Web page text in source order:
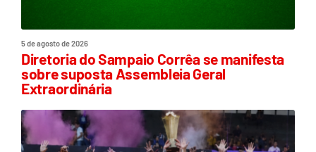
5 de agosto de 2026
Diretoria do Sampaio Corrêa se manifesta
sobre suposta Assembleia Geral
Extraordinária